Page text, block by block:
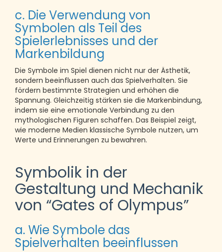
c. Die Verwendung von
Symbolen als Teil des
Spielerlebnisses und der
Markenbildung
Die Symbole im Spiel dienen nicht nur der Ästhetik,
sondern beeinflussen auch das Spielverhalten. Sie
fördern bestimmte Strategien und erhöhen die
Spannung. Gleichzeitig stärken sie die Markenbindung,
indem sie eine emotionale Verbindung zu den
mythologischen Figuren schaffen. Das Beispiel zeigt,
wie moderne Medien klassische Symbole nutzen, um
Werte und Erinnerungen zu bewahren.
Symbolik in der
Gestaltung und Mechanik
von “Gates of Olympus”
a. Wie Symbole das
Spielverhalten beeinflussen